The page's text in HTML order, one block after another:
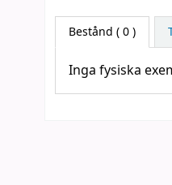
Bestånd ( 0 )
Inga fysiska